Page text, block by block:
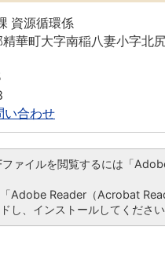
資源循環係
華町大字南稲八妻小字北
い合わせ
ファイルを閲覧するには「
Adobe Reader（Acrobat
し、インストールしてください